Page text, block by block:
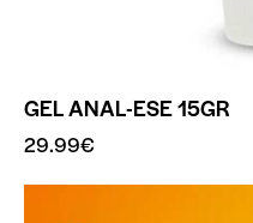
GEL ANAL-ESE 15GR
29.99€